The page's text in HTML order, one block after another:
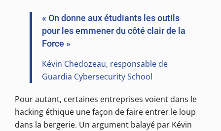
« On donne aux étudiants les outils
pour les emmener du côté clair de la
Force »
Kévin Chedozeau, responsable de
Guardia Cybersecurity School
Pour autant, certaines entreprises voient dans le
hacking éthique une façon de faire entrer le loup
dans la bergerie. Un argument balayé par Kévin